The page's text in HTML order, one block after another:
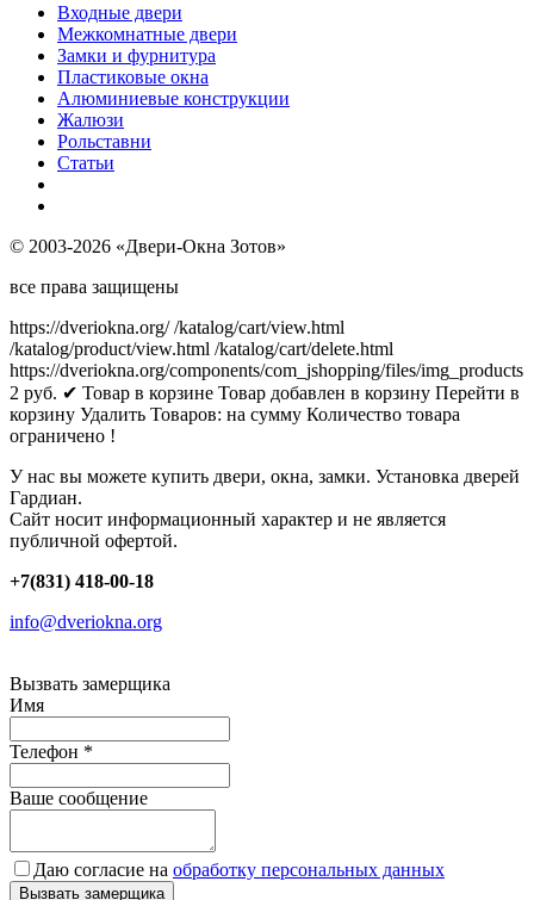
Входные двери
Межкомнатные двери
Замки и фурнитура
Пластиковые окна
Алюминиевые конструкции
Жалюзи
Рольставни
Статьи
© 2003-2026 «Двери-Окна Зотов»
все права защищены
https://dveriokna.org/ /katalog/cart/view.html
/katalog/product/view.html /katalog/cart/delete.html
https://dveriokna.org/components/com_jshopping/files/img_products
2 руб. ✔ Товар в корзине Товар добавлен в корзину Перейти в
корзину Удалить Товаров: на сумму Количество товара
ограничено !
У нас вы можете купить двери, окна, замки. Установка дверей
Гардиан.
Сайт носит информационный характер и не является
публичной офертой.
+7(831) 418-00-18
info@dveriokna.org
Вызвать замерщика
Имя
Телефон *
Ваше сообщение
Даю согласие на обработку персональных данных
Вызвать замерщика